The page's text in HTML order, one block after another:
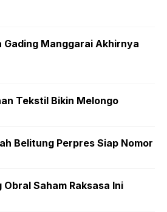
Gading Manggarai Akhirnya
Tekstil Bikin Melongo
Belitung Perpres Siap Nomor
Obral Saham Raksasa Ini